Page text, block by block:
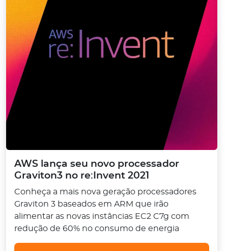
AWS lança seu novo processador
Graviton3 no re:Invent 2021
Conheça a mais nova geração processadores
Graviton 3 baseados em ARM que irão
alimentar as novas instâncias EC2 C7g com
redução de 60% no consumo de energia